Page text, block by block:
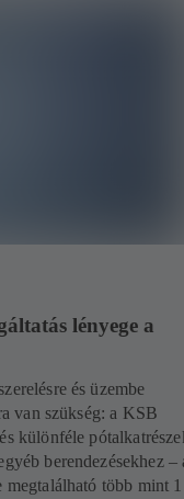
lényege a
és üzembe
van szükség: a KSB
különféle
berendezésekhez –
megtalálható több mint